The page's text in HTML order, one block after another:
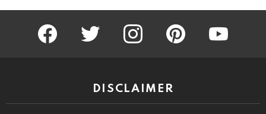
facebook twitter instagram pinterest youtube
DISCLAIMER